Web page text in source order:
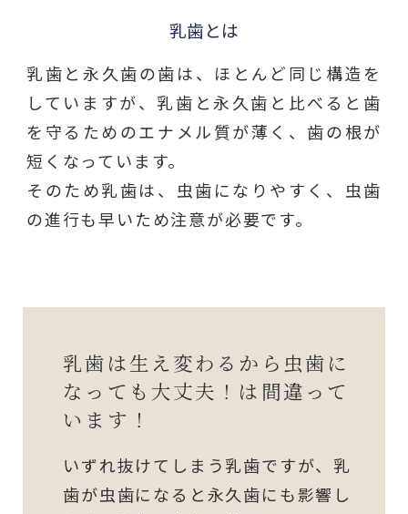
乳歯とは
乳歯と永久歯の歯は、ほとんど同じ構造を
していますが、乳歯と永久歯と比べると歯
を守るためのエナメル質が薄く、歯の根が
短くなっています。
そのため乳歯は、虫歯になりやすく、虫歯
の進行も早いため注意が必要です。
乳歯は生え変わるから虫歯に
なっても大丈夫！は間違って
います！
いずれ抜けてしまう乳歯ですが、乳
歯が虫歯になると永久歯にも影響し